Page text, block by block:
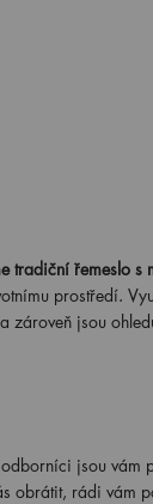
tradiční řemeslo s
prostředí.
zároveň jsou
jsou
obrátit, rádi vám